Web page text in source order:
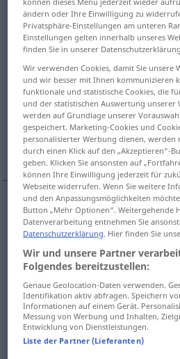
Übersicht aller
(Für mehr Details die Übersetzung
difficult, delicate, awkward,
fussy, particular, hard to
particular, fussy
difficult heikel Frage, Lage,
delicate heikel Frage, Lage,
awkward heikelFrage, Lage,
ticklish heikel Frage, Lage,
ändern oder Ihre Einwilligung zu
Privatsphäre-Einstellungen am unteren
Einstellungen gelten innerhalb unseres
finden Sie in unserer
Wir verwenden Cookies, damit Sie unsere
und wir besser mit Ihnen kommunizieren
funktionale und statistische Cookies, die
und der statistischen Auswertung unserer
werden auf Grundlage unserer
gespeichert. Marketing-Cookies und
personalisierter Werbung dienen, werden
durch einen Klick auf den „Akzeptieren“-
geben. Klicken Sie ansonsten auf
können Ihre Einwilligung jederzeit für
Webseite widerrufen. Wenn Sie weitere
und den Anpassungsmöglichkeiten
Button „Mehr Optionen“. Weitergehende
Datenverarbeitung entnehmen Sie
Datenschutzerklärung. Hier finden Sie
Wir und unsere Partner
Folgendes bereitzustellen:
Genaue Geolocation-Daten verwenden.
Identifikation aktiv abfragen. Speichern
Informationen auf einem Gerät.
Messung von Werbung und Inhalten,
Entwicklung von Dienstleistungen.
Liste der Partner (Lieferanten)